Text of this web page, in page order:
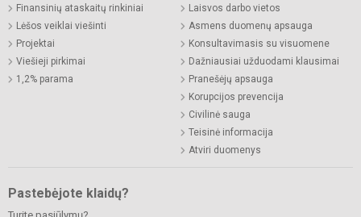
Finansinių ataskaitų rinkiniai
Lėšos veiklai viešinti
Projektai
Viešieji pirkimai
1,2% parama
Laisvos darbo vietos
Asmens duomenų apsauga
Konsultavimasis su visuomene
Dažniausiai užduodami klausimai
Pranešėjų apsauga
Korupcijos prevencija
Civilinė sauga
Teisinė informacija
Atviri duomenys
Pastebėjote klaidų?